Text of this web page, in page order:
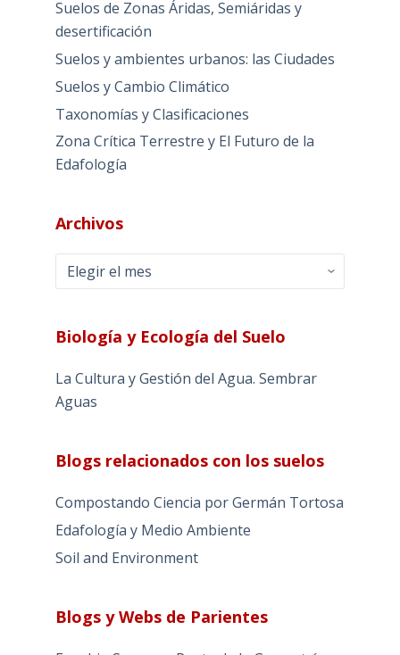
Suelos de Zonas Áridas, Semiáridas y
desertificación
Suelos y ambientes urbanos: las Ciudades
Suelos y Cambio Climático
Taxonomías y Clasificaciones
Zona Crítica Terrestre y El Futuro de la
Edafología
Archivos
Archivos
Biología y Ecología del Suelo
La Cultura y Gestión del Agua. Sembrar
Aguas
Blogs relacionados con los suelos
Compostando Ciencia por Germán Tortosa
Edafología y Medio Ambiente
Soil and Environment
Blogs y Webs de Parientes